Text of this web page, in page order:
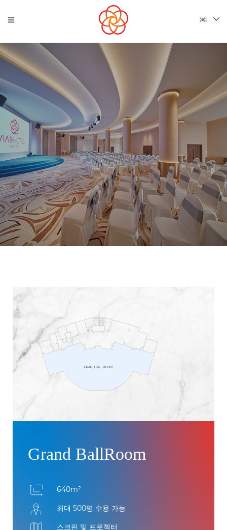
Grand BallRoom
640m²
최대 500명 수용 가능
스크린 및 프로젝터